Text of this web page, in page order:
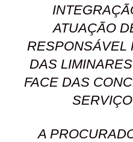
ATUAÇÃO
RESPONSÁVEL
DAS
FACE DAS
A